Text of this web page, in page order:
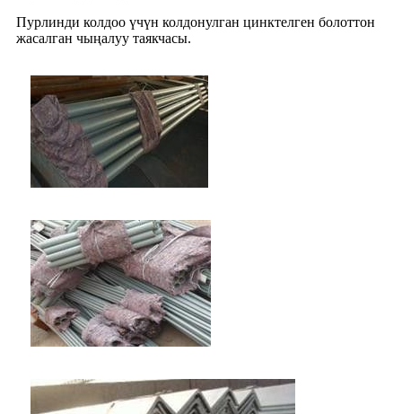
Пурлинди колдоо үчүн колдонулган цинктелген болоттон
жасалган чыңалуу таякчасы.